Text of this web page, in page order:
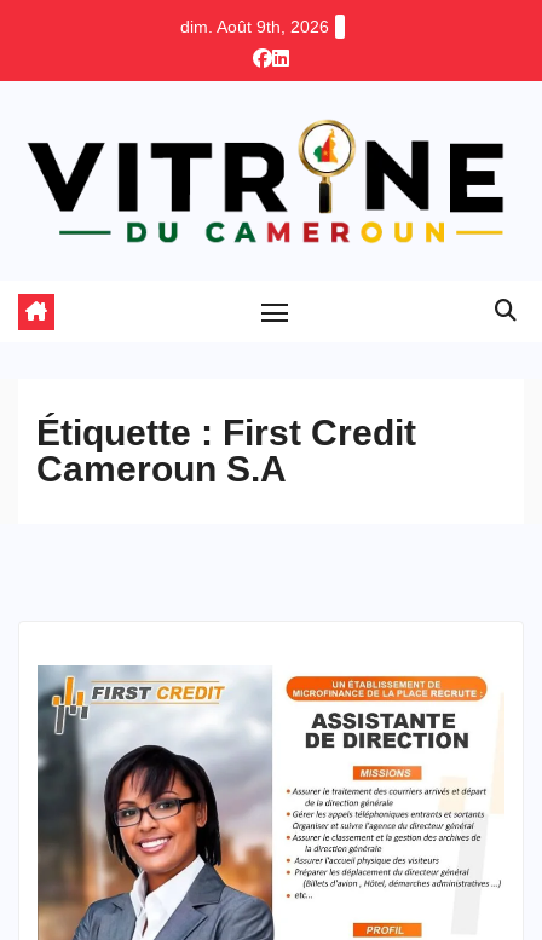
dim. Août 9th, 2026
Étiquette : First Credit
Cameroun S.A